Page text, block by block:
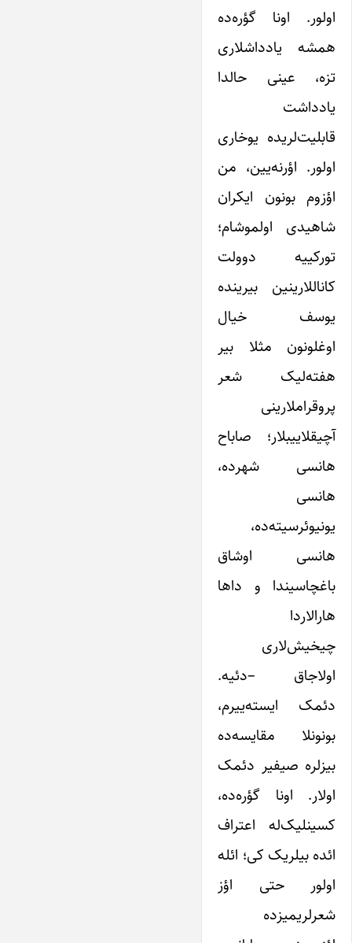
اولور. اونا گؤره‌ده
همشه یادداشلاری
تزه، عینی حالدا
یادداشت
قابلیت‌لریده یوخاری
اولور. اؤرنه‌یین، من
اؤزوم بونون ایکران
شاهیدی اولموشام؛
تورکییه دوولت
کاناللارینین بیرینده
یوسف خیال
اوغلونون مثلا بیر
هفته‌لیک شعر
پروقراملارینی
آچیقلاییبلار؛ صاباح
هانسی شهرده،
هانسی
یونیوئرسیته‌ده،
هانسی اوشاق
باغچاسیندا و داها
هارالاردا
چیخیش‌لاری
اولاجاق –دئیه.
دئمک ایسته‌ییرم،
بونونلا مقایسه‌ده
بیزلره صیفیر دئمک
اولار. اونا گؤره‌ده،
کسینلیک‌له اعتراف
ائده بیلریک کی؛ ائله
اولور حتی اؤز
شعرلریمیزده